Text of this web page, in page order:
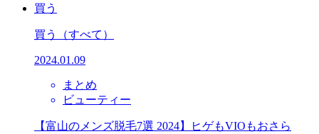
買う
買う （すべて）
2024.01.09
まとめ
ビューティー
【富山のメンズ脱毛7選 2024】ヒゲもVIOもおさら